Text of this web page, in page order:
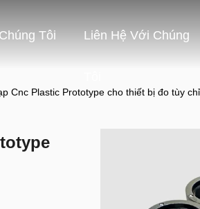
Tôi Liên Hệ Với Chúng
Cnc Plastic Prototype cho thiết bị đo tùy